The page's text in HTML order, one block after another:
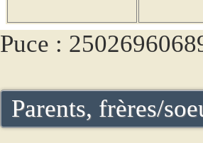
Puce :
Parents, frères/